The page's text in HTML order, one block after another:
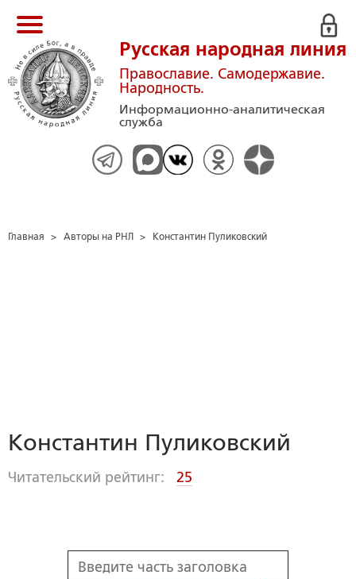
Русская народная линия
Православие. Самодержавие.
Народность.
Информационно-аналитическая
служба
Главная > Авторы на РНЛ > Константин Пуликовский
Константин Пуликовский
Читательский рейтинг: 25